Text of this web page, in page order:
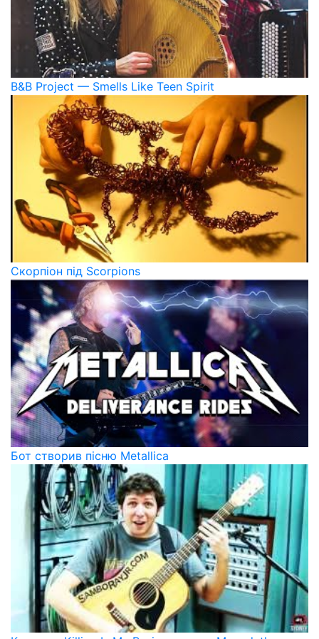
B&B Project — Smells Like Teen Spirit
Скорпіон під Scorpions
Бот створив пісню Metallica